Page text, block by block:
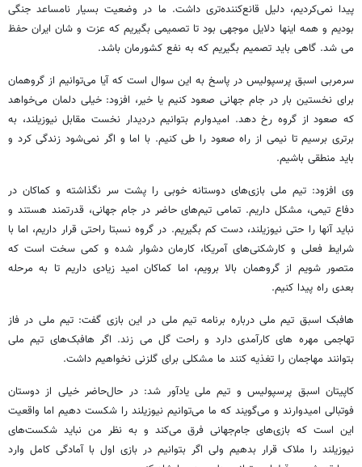
پیدا نمی‌کردیم، دلیل قانع‌کننده‌تری داشت. ما در وضعیت بسیار نامساعد جنگی
بودیم و همه اینها دلایل موجهی بود تا تصمیمی بگیریم که عزت و شان ایران حفظ
می شد. گاهی باید تصمیم بگیریم که به نفع کشورمان باشد.
سرمربی اسبق پرسپولیس در پاسخ به این سوال است که آیا می‌توانیم از گروهمان
برای نخستین بار در جام جهانی صعود کنیم یا خیر، افزود: خیلی دلمان می‌خواهد
که صعود از گروه رخ دهد. امیدوارم بتوانیم دردیدار نخست مقابل نیوزیلند، به
برتری برسیم تا نیمی از راه صعود را طی کنیم. با اما و اگر نمی‌شود زندگی کرد و
باید منطقی باشیم.
وی افزود: تیم ملی بازی‌های دوستانه خوبی را پشت سر نگذاشته و کماکان در
دفاع تیمی، مشکل داریم. تمامی تیم‌های حاضر در جام جهانی، قدرتمند هستند و
نباید آنها را حتی نیوزیلند، دست کم بگیریم. در گروه نسبتا راحتی قرار داریم، اما با
شرایط فعلی و کارشکنی‌های آمریکا، کارمان دشوار شده و کمی سخت است که
متصور شویم از گروهمان بالا برویم، اما کماکان امید زیادی داریم تا به مرحله
بعدی راه پیدا کنیم.
هافبک اسبق تیم ملی درباره برنامه تیم ملی در این بازی گفت: تیم ملی در فاز
تهاجمی مهره های کارآمدی دارد و راحت گل می زند. اگر هافبک‌های تیم ملی
بتوانند مهاجمان را تغذیه کنند ما مشکلی برای گلزنی نخواهیم داشت.
کاپیتان اسبق پرسپولیس و تیم ملی یادآور شد: در حال‌حاضر خیلی از دوستان
فوتبالی امیدوارند و می‌گویند که ما می‌توانیم نیوزیلند را شکست دهیم اما واقعیت
این است که بازی‌های جام‌جهانی فرق می‌کند و به نظر من نباید شکست‌های
نیوزیلند را ملاک قرار بدهیم ولی اگر بتوانیم در بازی اول با آمادگی کامل وارد